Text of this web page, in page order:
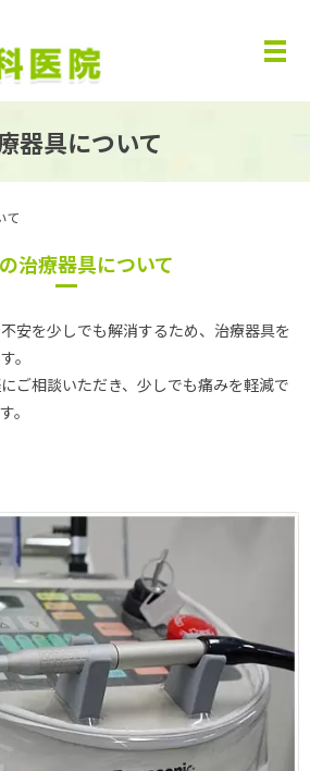
器具について
て
治療器具について
安を少しでも解消するため、治療器具を
。
ご相談いただき、少しでも痛みを軽減で
。